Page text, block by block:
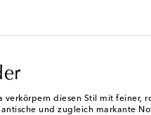
diesen Stil mit feiner,
und zugleich markante